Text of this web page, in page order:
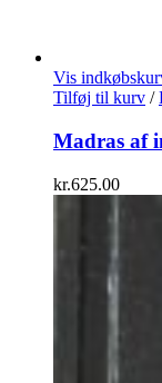
Vis
Tilføj til kurv /
Madras af
kr.625.00